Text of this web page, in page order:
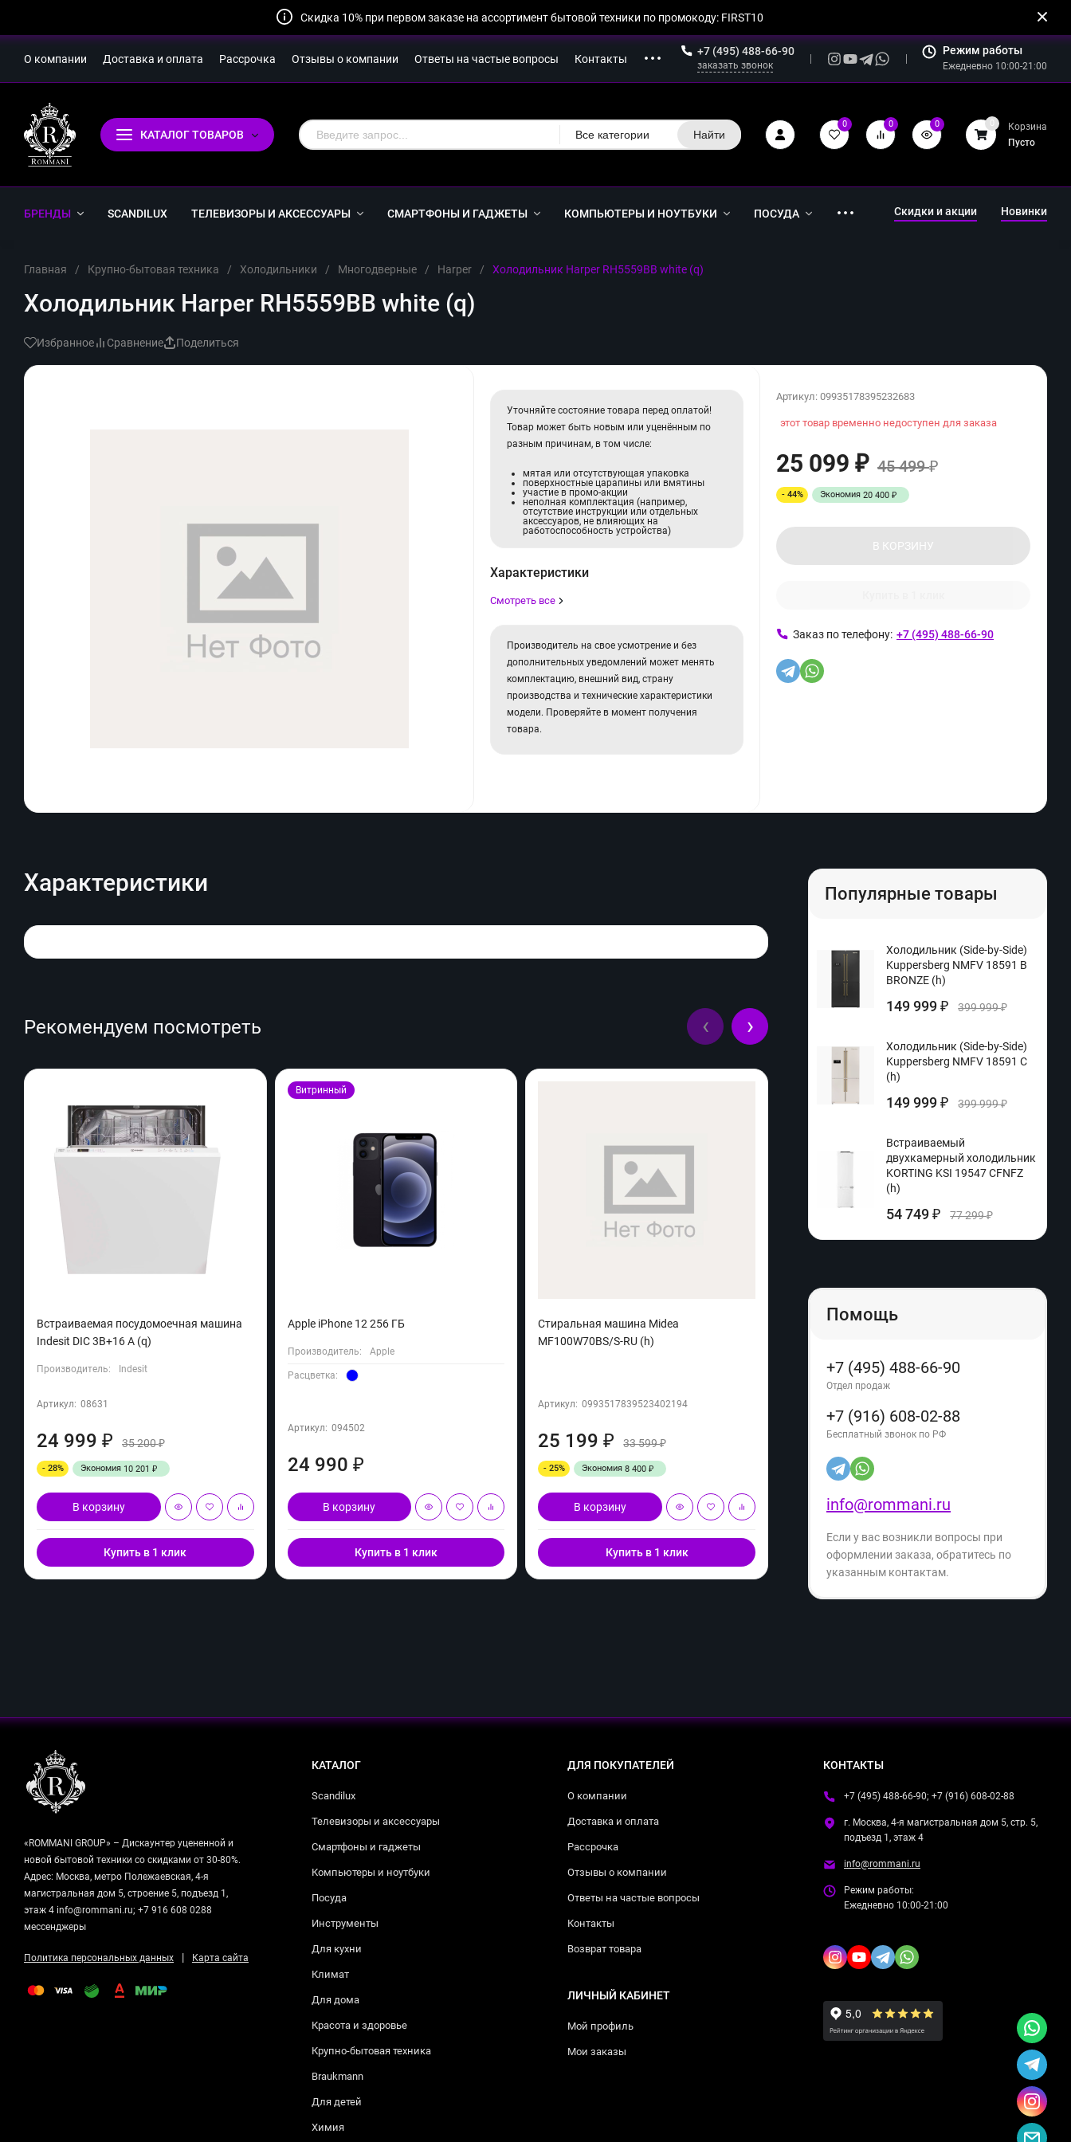
Скидка 10% при первом заказе на ассортимент бытовой техники по промокоду: FIRST10
О компании Доставка и оплата Рассрочка Отзывы о компании Ответы на частые вопросы Контакты
+7 (495) 488-66-90
заказать звонок
Режим работы
Ежедневно 10:00-21:00
КАТАЛОГ ТОВАРОВ Все категории Найти
0 0 0 0
Корзина
Пусто
БРЕНДЫ SCANDILUX ТЕЛЕВИЗОРЫ И АКСЕССУАРЫ СМАРТФОНЫ И ГАДЖЕТЫ КОМПЬЮТЕРЫ И НОУТБУКИ ПОСУДА Скидки и акции Новинки
Главная / Крупно-бытовая техника / Холодильники / Многодверные / Harper / Холодильник Harper RH5559BB white (q)
Холодильник Harper RH5559BB white (q)
Избранное Сравнение Поделиться
Уточняйте состояние товара перед оплатой!
Товар может быть новым или уценённым по
разным причинам, в том числе:
мятая или отсутствующая упаковка
поверхностные царапины или вмятины
участие в промо-акции
неполная комплектация (например,
отсутствие инструкции или отдельных
аксессуаров, не влияющих на
работоспособность устройства)
Характеристики
Смотреть все
Производитель на свое усмотрение и без
дополнительных уведомлений может менять
комплектацию, внешний вид, страну
производства и технические характеристики
модели. Проверяйте в момент получения
товара.
Артикул:09935178395232683
этот товар временно недоступен для заказа
25 099₽ 45 499₽
- 44% Экономия20 400₽
В КОРЗИНУ
Заказ по телефону: +7 (495) 488-66-90
Характеристики
Рекомендуем посмотреть
Встраиваемая посудомоечная машина
Indesit DIC 3B+16 A (q)
Производитель: Indesit
Артикул: 08631
24 999 ₽ 35 200₽
- 28% Экономия 10 201 ₽
В корзину
Купить в 1 клик
Витринный
Apple iPhone 12 256 ГБ
Производитель: Apple
Расцветка:
Артикул: 094502
24 990 ₽
В корзину
Купить в 1 клик
Стиральная машина Midea
MF100W70BS/S-RU (h)
Артикул: 0993517839523402194
25 199₽ 33 599₽
- 25% Экономия8 400₽
В корзину
Купить в 1 клик
Телевизор WebOS 43 (h)(UV)
24 999₽
Экономия
В корзину
Купить в 1 клик
‹ ›
Популярные товары
Холодильник (Side-by-Side)
Kuppersberg NMFV 18591 B
BRONZE (h)
149 999₽ 399 999₽
Холодильник (Side-by-Side)
Kuppersberg NMFV 18591 C
(h)
149 999₽ 399 999₽
Встраиваемый
двухкамерный холодильник
KORTING KSI 19547 CFNFZ
(h)
54 749₽ 77 299₽
Помощь
+7 (495) 488-66-90
Отдел продаж
+7 (916) 608-02-88
Бесплатный звонок по РФ
info@rommani.ru
Если у вас возникли вопросы при
оформлении заказа, обратитесь по
указанным контактам.
«ROMMANI GROUP» – Дискаунтер уцененной и
новой бытовой техники со скидками от 30-80%.
Адрес: Москва, метро Полежаевская, 4-я
магистральная дом 5, строение 5, подъезд 1,
этаж 4 info@rommani.ru; +7 916 608 0288
мессенджеры
Политика персональных данных | Карта сайта
КАТАЛОГ
Scandilux
Телевизоры и аксессуары
Смартфоны и гаджеты
Компьютеры и ноутбуки
Посуда
Инструменты
Для кухни
Климат
Для дома
Красота и здоровье
Крупно-бытовая техника
Braukmann
Для детей
Химия
ДЛЯ ПОКУПАТЕЛЕЙ
О компании
Доставка и оплата
Рассрочка
Отзывы о компании
Ответы на частые вопросы
Контакты
Возврат товара
ЛИЧНЫЙ КАБИНЕТ
Мой профиль
Мои заказы
КОНТАКТЫ
+7 (495) 488-66-90; +7 (916) 608-02-88
г. Москва, 4-я магистральная дом 5, стр. 5,
подъезд 1, этаж 4
info@rommani.ru
Режим работы:
Ежедневно 10:00-21:00